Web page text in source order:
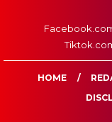
HOME